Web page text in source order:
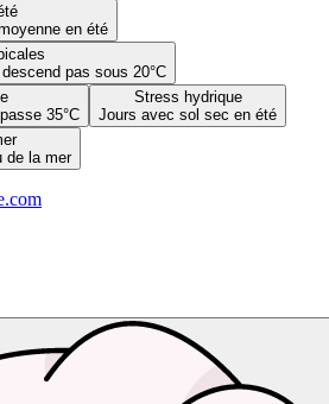
en été
pas sous 20°C
35°C
Stress hydrique
Jours avec sol sec en été
de la mer